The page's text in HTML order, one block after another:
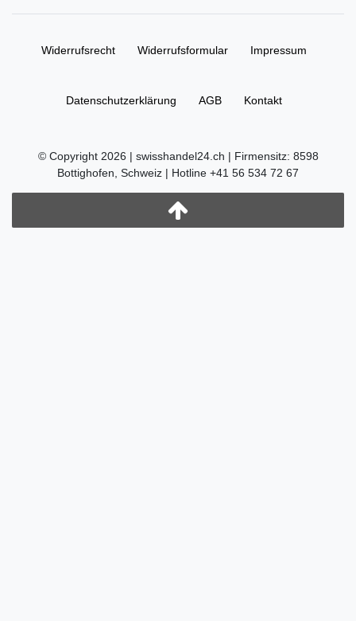
Widerrufs­recht Widerrufs­formular Impressum
Daten­schutz­erklärung AGB Kontakt
© Copyright 2026 | swisshandel24.ch | Firmensitz: 8598
Bottighofen, Schweiz | Hotline +41 56 534 72 67